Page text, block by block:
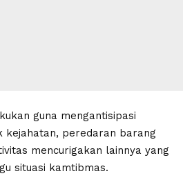
guna mengantisipasi
kejahatan, peredaran barang
mencurigakan lainnya yang
situasi kamtibmas.